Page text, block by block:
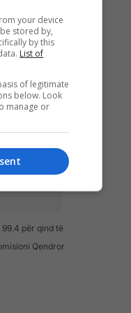
procesin
e
për qind të
Qendror
your device
stored by,
by this
List of
of legitimate
below. Look
manage or